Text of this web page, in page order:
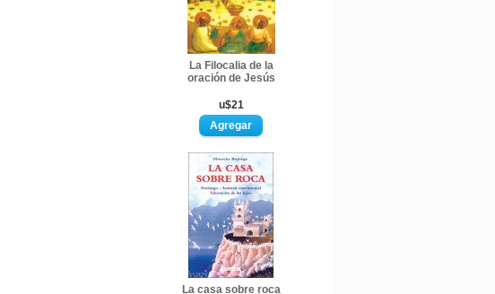
La Filocalia de la
oración de Jesús
u$21
La casa sobre roca